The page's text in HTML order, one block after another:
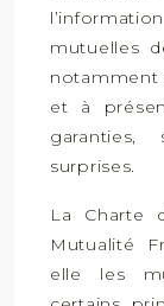
mutuelles
notamment
et à
garanties,
surprises.
La Charte
Mutualité
elle les